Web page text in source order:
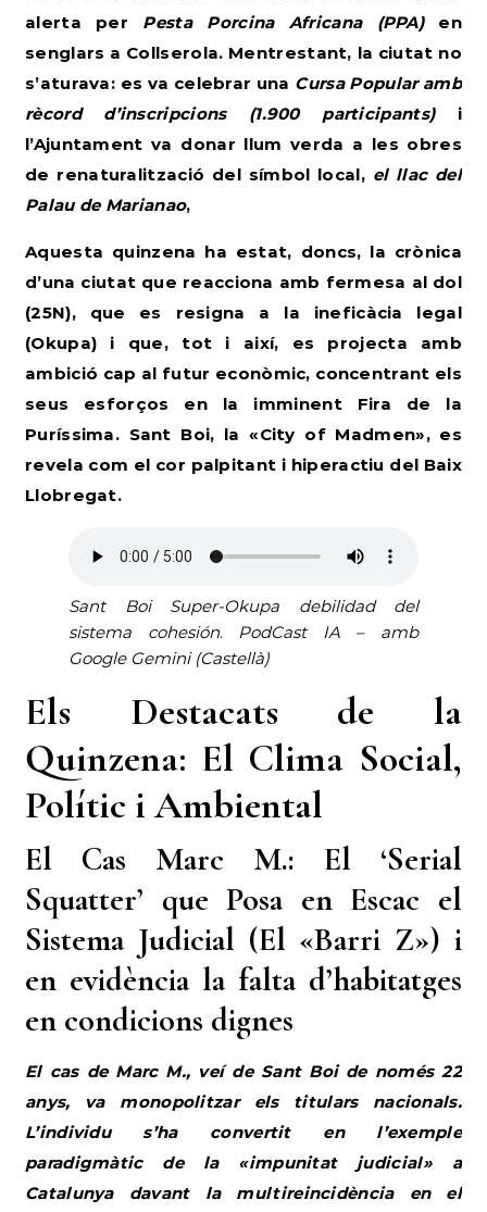
alerta per Pesta Porcina Africana (PPA) en
senglars a Collserola. Mentrestant, la ciutat no
s’aturava: es va celebrar una Cursa Popular amb
rècord d’inscripcions (1.900 participants)i
l’Ajuntament va donar llum verda a les obres
de renaturalització del símbol local, el llac del
Palau de Marianao,
Aquesta quinzena ha estat, doncs, la crònica
d’una ciutat que reacciona amb fermesa al dol
(25N), que es resigna a la ineficàcia legal
(Okupa) i que, tot i així, es projecta amb
ambició cap al futur econòmic, concentrant els
seus esforços en la imminent Fira de la
Puríssima. Sant Boi, la «City of Madmen», es
revela com el cor palpitant i hiperactiu del Baix
Llobregat.
Sant Boi Super-Okupa debilidad del
sistema cohesión. PodCast IA – amb
Google Gemini (Castellà)
Els Destacats de la
Quinzena: El Clima Social,
Polític i Ambiental
El Cas Marc M.: El ‘Serial
Squatter’ que Posa en Escac el
Sistema Judicial (El «Barri Z») i
en evidència la falta d’habitatges
en condicions dignes
El cas de Marc M., veí de Sant Boi de només 22
anys, va monopolitzar els titulars nacionals.
L’individu s’ha convertit en l’exemple
paradigmàtic de la «impunitat judicial» a
Catalunya davant la multireincidència en el